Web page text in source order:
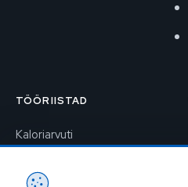
TÖÖRIISTAD
Kaloriarvuti